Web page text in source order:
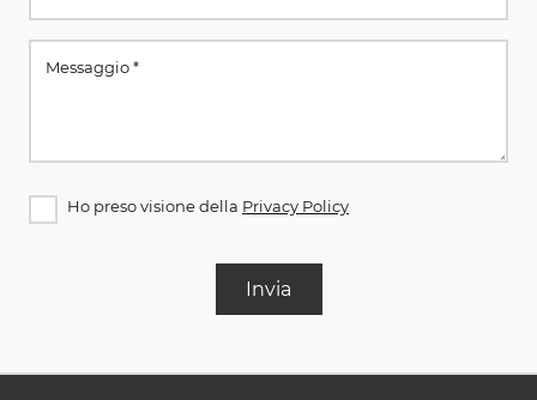
Ho preso visione della Privacy Policy
Invia